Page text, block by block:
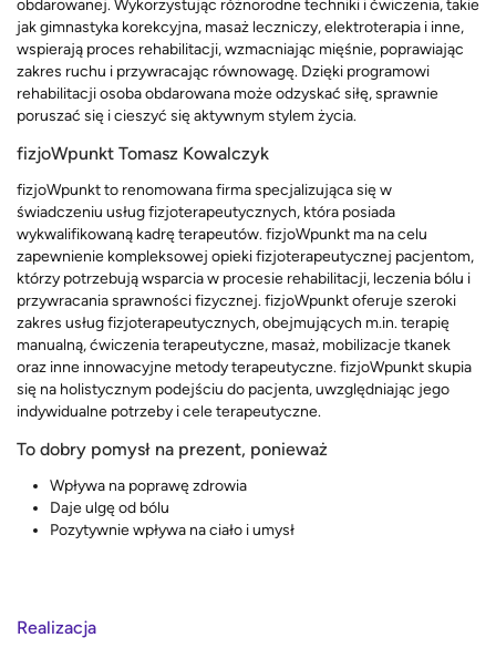
obdarowanej. Wykorzystując różnorodne techniki i ćwiczenia, takie
jak gimnastyka korekcyjna, masaż leczniczy, elektroterapia i inne,
wspierają proces rehabilitacji, wzmacniając mięśnie, poprawiając
zakres ruchu i przywracając równowagę. Dzięki programowi
rehabilitacji osoba obdarowana może odzyskać siłę, sprawnie
poruszać się i cieszyć się aktywnym stylem życia.
fizjoWpunkt Tomasz Kowalczyk
fizjoWpunkt to renomowana firma specjalizująca się w
świadczeniu usług fizjoterapeutycznych, która posiada
wykwalifikowaną kadrę terapeutów. fizjoWpunkt ma na celu
zapewnienie kompleksowej opieki fizjoterapeutycznej pacjentom,
którzy potrzebują wsparcia w procesie rehabilitacji, leczenia bólu i
przywracania sprawności fizycznej. fizjoWpunkt oferuje szeroki
zakres usług fizjoterapeutycznych, obejmujących m.in. terapię
manualną, ćwiczenia terapeutyczne, masaż, mobilizacje tkanek
oraz inne innowacyjne metody terapeutyczne. fizjoWpunkt skupia
się na holistycznym podejściu do pacjenta, uwzględniając jego
indywidualne potrzeby i cele terapeutyczne.
To dobry pomysł na prezent, ponieważ
Wpływa na poprawę zdrowia
Daje ulgę od bólu
Pozytywnie wpływa na ciało i umysł
Realizacja